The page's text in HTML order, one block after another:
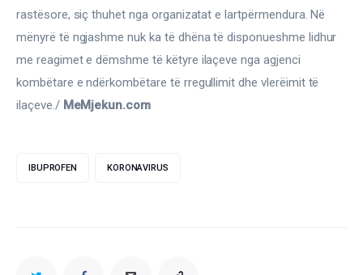
rastësore, siç thuhet nga organizatat e lartpërmendura. Në
mënyrë të ngjashme nuk ka të dhëna të disponueshme lidhur
me reagimet e dëmshme të këtyre ilaçeve nga agjenci
kombëtare e ndërkombëtare të rregullimit dhe vlerëimit të
ilaçeve./ MeMjekun.com
IBUPROFEN KORONAVIRUS